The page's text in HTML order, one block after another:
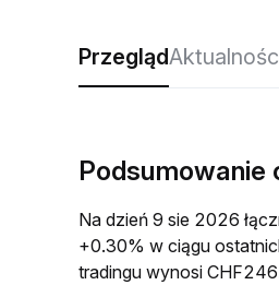
Przegląd
Podsumowanie
Na dzień 9 sie 2026
+0.30% w ciągu
tradingu wynosi